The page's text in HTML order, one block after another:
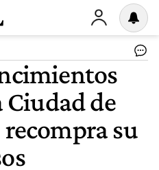
Ciudad de
su